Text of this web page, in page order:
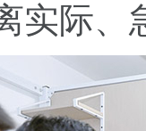
实际、